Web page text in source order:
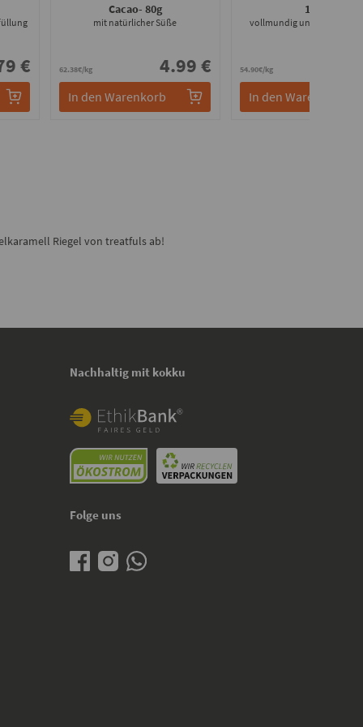
€
Cacao- 80g
mit natürlicher Süße
62.38€/kg 4.99 €
In den Warenkorb
100g
vollmundig und
54.90€/kg
In den Warenkorb
Riegel von treatfuls ab!
Nachhaltig mit kokku
Folge uns